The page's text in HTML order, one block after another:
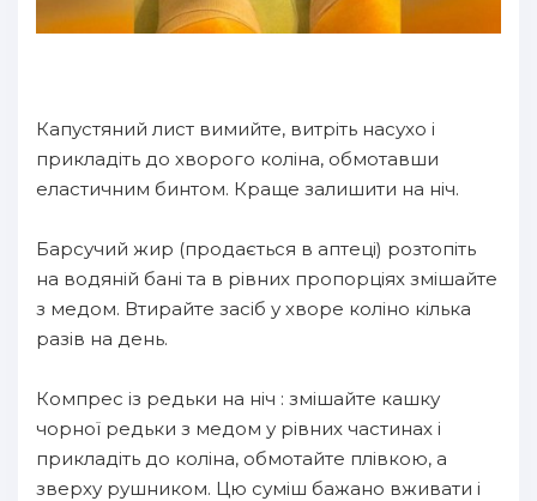
Капустяний лист вимийте, витріть насухо і
прикладіть до хворого коліна, обмотавши
еластичним бинтом. Краще залишити на ніч.
Барсучий жир (продається в аптеці) розтопіть
на водяній бані та в рівних пропорціях змішайте
з медом. Втирайте засіб у хворе коліно кілька
разів на день.
Компрес із редьки на ніч : змішайте кашку
чорної редьки з медом у рівних частинах і
прикладіть до коліна, обмотайте плівкою, а
зверху рушником. Цю суміш бажано вживати і